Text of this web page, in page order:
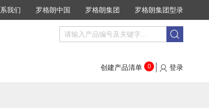
我们 罗格朗中国 罗格朗集团 罗格朗集团型录
搜
创建产品清单
0 登录